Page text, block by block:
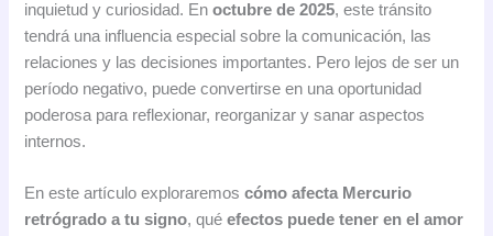
inquietud y curiosidad. Enoctubre de 2025, este tránsito
tendrá una influencia especial sobre la comunicación, las
relaciones y las decisiones importantes. Pero lejos de ser un
período negativo, puede convertirse en una oportunidad
poderosa para reflexionar, reorganizar y sanar aspectos
internos.
En este artículo exploraremoscómo afecta Mercurio
retrógrado a tu signo, quéefectos puede tener en el amor